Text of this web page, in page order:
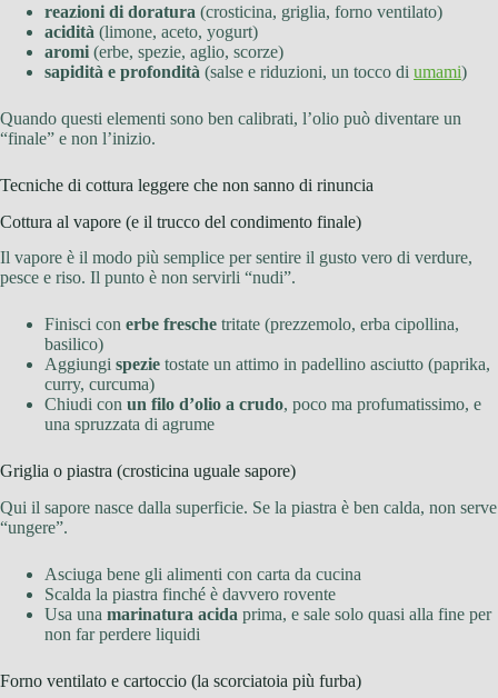
reazioni di doratura (crosticina, griglia, forno ventilato)
acidità (limone, aceto, yogurt)
aromi (erbe, spezie, aglio, scorze)
sapidità e profondità (salse e riduzioni, un tocco di umami)
Quando questi elementi sono ben calibrati, l’olio può diventare un
“finale” e non l’inizio.
Tecniche di cottura leggere che non sanno di rinuncia
Cottura al vapore (e il trucco del condimento finale)
Il vapore è il modo più semplice per sentire il gusto vero di verdure,
pesce e riso. Il punto è non servirli “nudi”.
Finisci con erbe fresche tritate (prezzemolo, erba cipollina,
basilico)
Aggiungi spezie tostate un attimo in padellino asciutto (paprika,
curry, curcuma)
Chiudi con un filo d’olio a crudo, poco ma profumatissimo, e
una spruzzata di agrume
Griglia o piastra (crosticina uguale sapore)
Qui il sapore nasce dalla superficie. Se la piastra è ben calda, non serve
“ungere”.
Asciuga bene gli alimenti con carta da cucina
Scalda la piastra finché è davvero rovente
Usa una marinatura acida prima, e sale solo quasi alla fine per
non far perdere liquidi
Forno ventilato e cartoccio (la scorciatoia più furba)